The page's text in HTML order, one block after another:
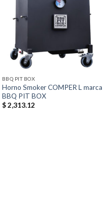
Añadir
a la
lista de
deseos
BBQ PIT BOX
Horno Smoker COMPER L marca
BBQ PIT BOX
$2,313.12